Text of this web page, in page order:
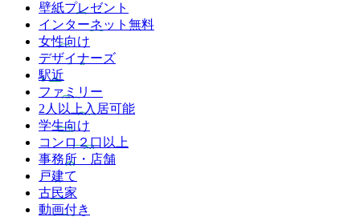
壁紙プレゼント
インターネット無料
女性向け
デザイナーズ
駅近
ファミリー
2人以上入居可能
学生向け
コンロ２口以上
事務所・店舗
戸建て
古民家
動画付き